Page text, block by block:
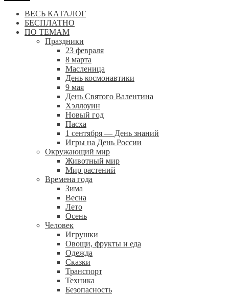
ВЕСЬ КАТАЛОГ
БЕСПЛАТНО
ПО ТЕМАМ
Праздники
23 февраля
8 марта
Масленица
День космонавтики
9 мая
День Святого Валентина
Хэллоуин
Новый год
Пасха
1 сентября — День знаний
Игры на День России
Окружающий мир
Животный мир
Мир растений
Времена года
Зима
Весна
Лето
Осень
Человек
Игрушки
Овощи, фрукты и еда
Одежда
Сказки
Транспорт
Техника
Безопасность